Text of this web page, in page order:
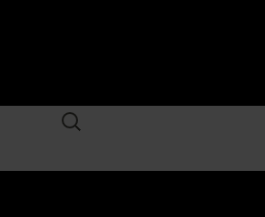
Rechercher :